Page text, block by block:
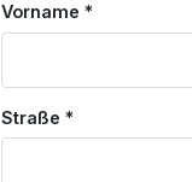
Vorname *
Straße *